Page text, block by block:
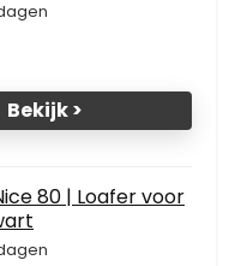
Bekijk >
80 | Loafer voor